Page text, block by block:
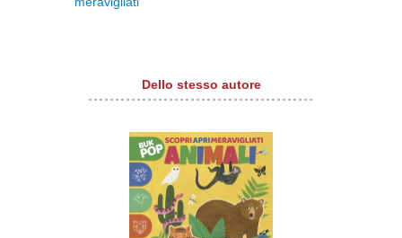
Dello stesso autore